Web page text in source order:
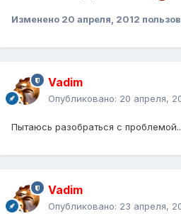
Изменено 20 апреля, 2012
Vadim
Опубликовано: 20 апреля,
Пытаюсь разобраться с
Vadim
Опубликовано: 23 апреля,